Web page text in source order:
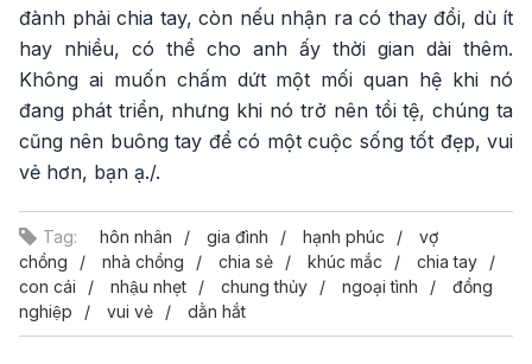
đành phải chia tay, còn nếu nhận ra có thay đổi, dù ít
hay nhiều, có thể cho anh ấy thời gian dài thêm.
Không ai muốn chấm dứt một mối quan hệ khi nó
đang phát triển, nhưng khi nó trở nên tồi tệ, chúng ta
cũng nên buông tay để có một cuộc sống tốt đẹp, vui
vẻ hơn, bạn ạ./.
Tag: hôn nhân gia đình hạnh phúc
vợ
chồng
nhà chồng chia sẻ khúc mắc
chia tay
con cái
nhậu nhẹt chung thủy ngoại tình
đồng
nghiệp
vui vẻ dằn hắt